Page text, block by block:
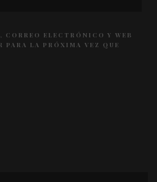
CORREO ELECTRÓNICO Y WEB
PARA LA PRÓXIMA VEZ QUE